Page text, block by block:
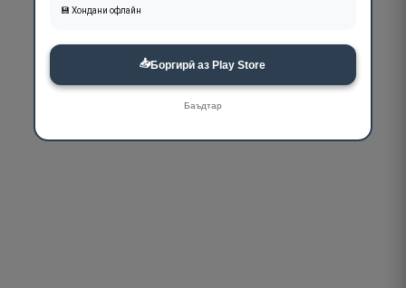
💾 Хондани офлайн
📥Боргирӣ аз Play Store
Баъдтар